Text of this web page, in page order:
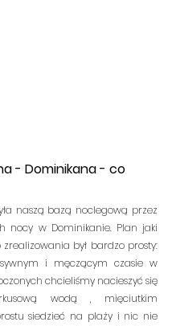
- Dominikana - co
naszą bazą noclegową przez
nocy w Dominikanie. Plan jaki
był bardzo prosty:
i męczącym czasie w
chcieliśmy nacieszyć się
wodą , mięciutkim
siedzieć na plaży i nic nie